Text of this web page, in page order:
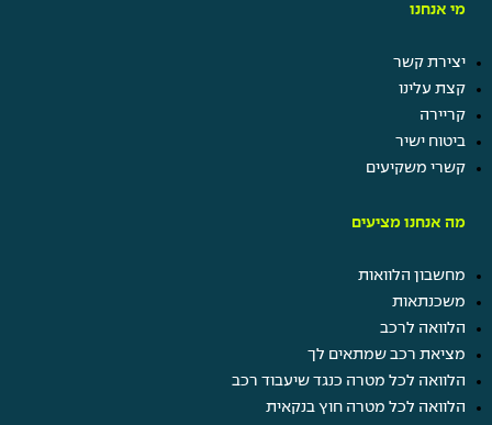
מי אנחנו
יצירת קשר
קצת עלינו
קריירה
ביטוח ישיר
קשרי משקיעים
מה אנחנו מציעים
מחשבון הלוואות
משכנתאות
הלוואה לרכב
מציאת רכב שמתאים לך
הלוואה לכל מטרה כנגד שיעבוד רכב
הלוואה לכל מטרה חוץ בנקאית